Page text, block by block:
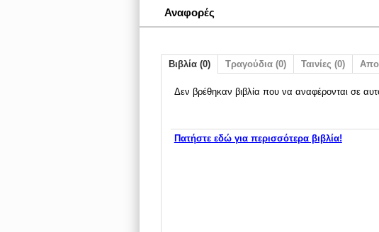
Αναφορές
Βιβλία (0) Τραγούδια (0) Ταινίες (0)
Δεν βρέθηκαν βιβλία που να αναφέρονται σε
Πατήστε εδώ για περισσότερα βιβλία!